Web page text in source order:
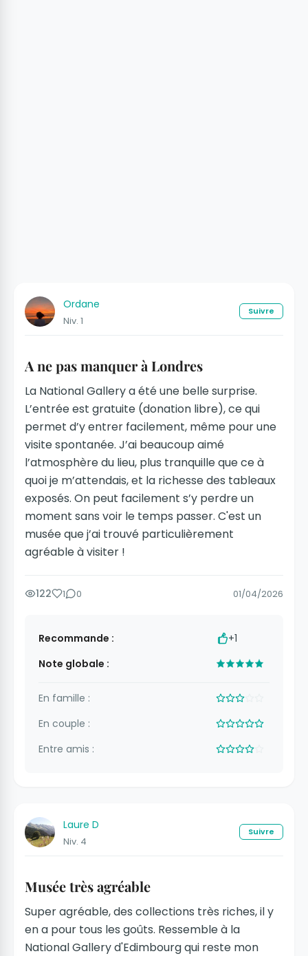
Ordane
Niv. 1
Suivre
A ne pas manquer à Londres
La National Gallery a été une belle surprise.
L’entrée est gratuite (donation libre), ce qui
permet d’y entrer facilement, même pour une
visite spontanée. J’ai beaucoup aimé
l’atmosphère du lieu, plus tranquille que ce à
quoi je m’attendais, et la richesse des tableaux
exposés. On peut facilement s’y perdre un
moment sans voir le temps passer. C'est un
musée que j’ai trouvé particulièrement
agréable à visiter !
122 1 0 01/04/2026
Recommande :
+1
Note globale :
En famille :
En couple :
Entre amis :
Laure D
Niv. 4
Suivre
Musée très agréable
Super agréable, des collections très riches, il y
en a pour tous les goûts. Ressemble à la
National Gallery d'Edimbourg qui reste mon